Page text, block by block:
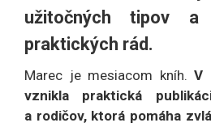
užitočných tipov a
praktických rád.
Marec je mesiacom kníh. V
vznikla praktická
a rodičov, ktorá pomáha